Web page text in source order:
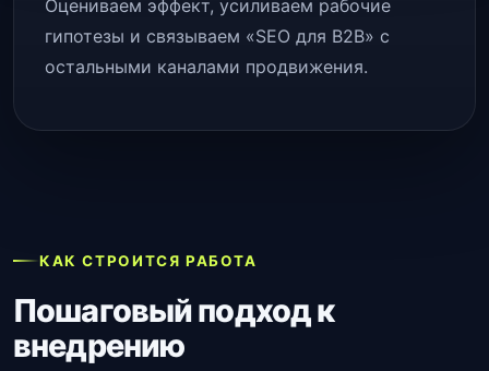
Оцениваем эффект, усиливаем рабочие
гипотезы и связываем «SEO для B2B» с
остальными каналами продвижения.
КАК СТРОИТСЯ РАБОТА
Пошаговый подход к
внедрению